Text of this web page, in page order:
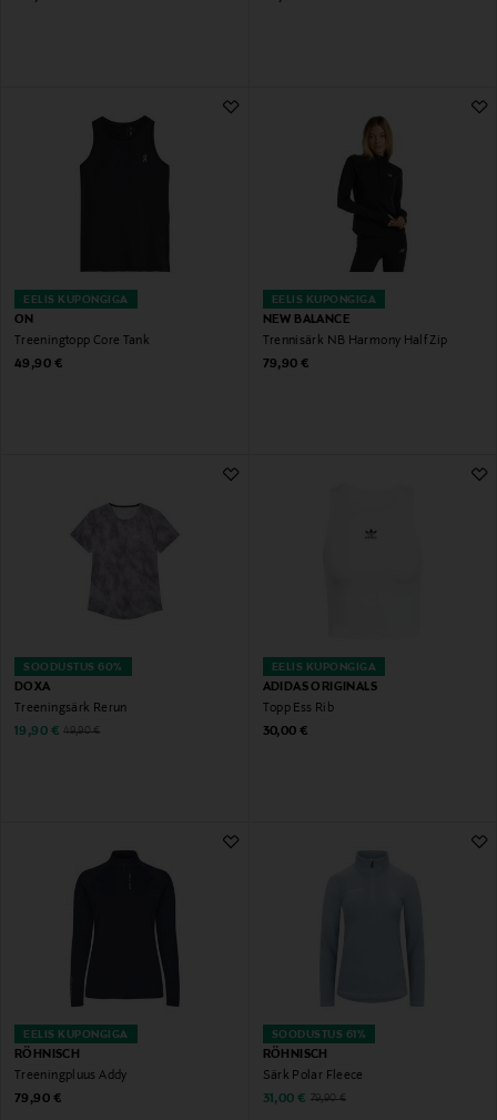
EELIS KUPONGIGA
ON
Treeningtopp Core Tank
Original Price
49,90 €
EELIS KUPONGIGA
NEW BALANCE
Trennisärk NB Harmony Half Zip
Original Price
79,90 €
SOODUSTUS 60%
DOXA
Treeningsärk Rerun
Discounted Price
19,90 € Original Price
49,90 €
EELIS KUPONGIGA
ADIDAS ORIGINALS
Topp Ess Rib
Original Price
30,00 €
EELIS KUPONGIGA
RÖHNISCH
Treeningpluus Addy
Original Price
79,90 €
SOODUSTUS 61%
RÖHNISCH
Särk Polar Fleece
Discounted Price
31,00 € Original Price
79,90 €